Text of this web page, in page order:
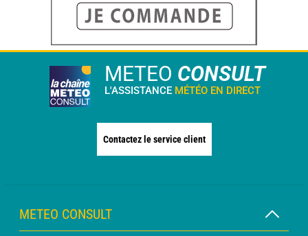
METEO CONSULT
L'ASSISTANCE MÉTÉO EN DIRECT
Contactez le service client
METEO CONSULT